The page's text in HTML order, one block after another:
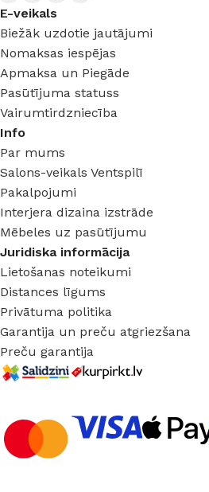
E-veikals
Biežāk uzdotie jautājumi
Nomaksas iespējas
Apmaksa un Piegāde
Pasūtījuma statuss
Vairumtirdzniecība
Info
Par mums
Salons-veikals Ventspilī
Pakalpojumi
Interjera dizaina izstrāde
Mēbeles uz pasūtījumu
Juridiska informācija
Lietošanas noteikumi
Distances līgums
Privātuma politika
Garantija un preču atgriezšana
Preču garantija